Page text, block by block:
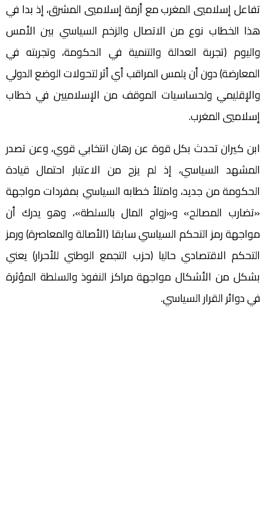
تفاعل إسلاميي المغرب مع أزمة إسلاميي المشرق، إذ بدا في
هذا الخطاب نوع من الاتصال والزخم السياسي بين الأمس
واليوم (تجربة العدالة والتنمية في الحكومة، وتجربته في
المعارضة) دون أن يلمس المراقب أي أثر لتحولات الوضع الدولي
والإقليمي ولحساسيات الموقف من الإسلاميين في خطاب
إسلاميي المغرب.
ابن كيران تحدث بكل قوة عن رهان انتخابي قوي، وعن تصدر
المشهد السياسي، إذ لم يزح من الاعتبار احتمال قيادة
الحكومة من جديد، وامتلأ خطابه السياسي بمفردات مواجهة
«تضارب المصالح» و«زواج المال بالسلطة»، وهو يدرك أن
مواجهة رمز التحكم السياسي سابقا (الأصالة والمعاصرة) ورمز
التحكم الاقتصادي حاليا (حزب التجمع الوطني للأحرار) يعني
بشكل من الأشكال مواجهة مراكز النفوذ والسلطة المؤثرة
في دوائر القرار السياسي.